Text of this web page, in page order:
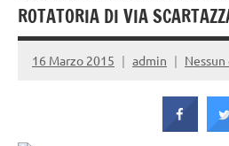
e
Vittime
ROTATORIA DI VIA
16 Marzo 2015 admin